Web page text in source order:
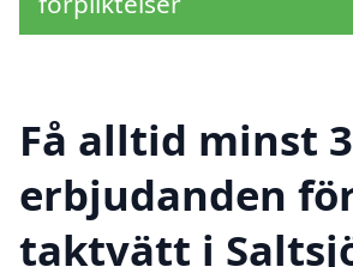
Få alltid minst 3
erbjudanden
taktvätt i